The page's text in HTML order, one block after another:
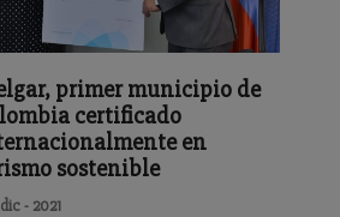
primer municipio de
certificado
en
sostenible
- 2021